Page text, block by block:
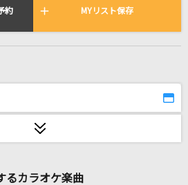
で歌われている曲の一覧
・ゴールド
約 MYリスト保存
るカラオケ楽曲